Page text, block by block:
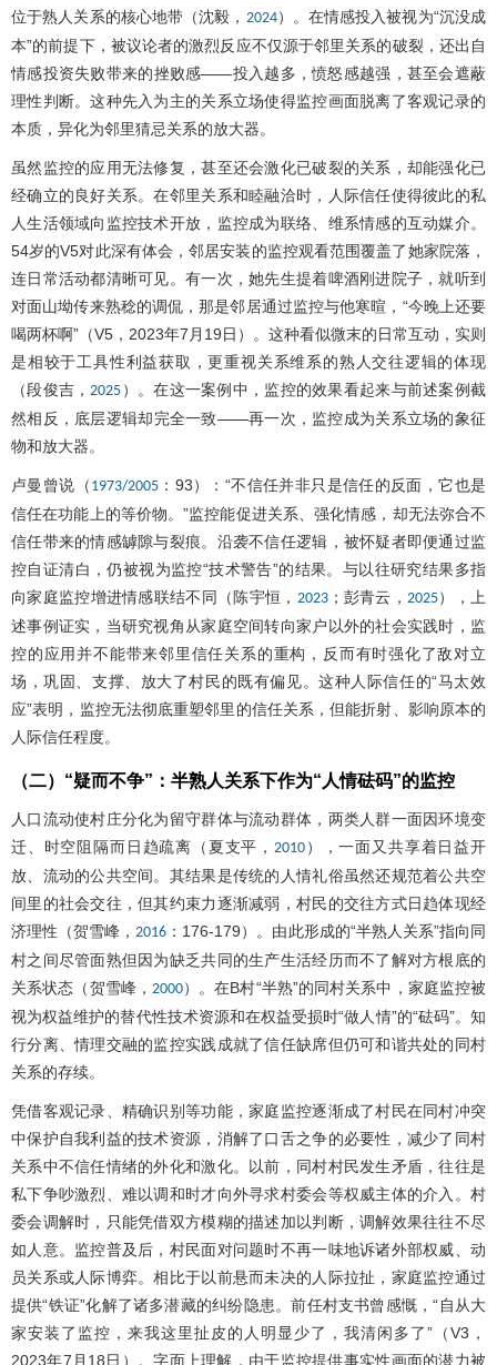
位于熟人关系的核心地带（沈毅， 2024）。在情感投入被视为“沉没成
本”的前提下，被议论者的激烈反应不仅源于邻里关系的破裂，还出自
情感投资失败带来的挫败感——投入越多，愤怒感越强，甚至会遮蔽
理性判断。这种先入为主的关系立场使得监控画面脱离了客观记录的
本质，异化为邻里猜忌关系的放大器。
虽然监控的应用无法修复，甚至还会激化已破裂的关系，却能强化已
经确立的良好关系。在邻里关系和睦融洽时，人际信任使得彼此的私
人生活领域向监控技术开放，监控成为联络、维系情感的互动媒介。
54岁的V5对此深有体会，邻居安装的监控观看范围覆盖了她家院落，
连日常活动都清晰可见。有一次，她先生提着啤酒刚进院子，就听到
对面山坳传来熟稔的调侃，那是邻居通过监控与他寒暄，“今晚上还要
喝两杯啊”（V5，2023年7月19日）。这种看似微末的日常互动，实则
是相较于工具性利益获取，更重视关系维系的熟人交往逻辑的体现
（段俊吉，2025 ）。在这一案例中，监控的效果看起来与前述案例截
然相反，底层逻辑却完全一致——再一次，监控成为关系立场的象征
物和放大器。
卢曼曾说（ 1973/2005：93）：“不信任并非只是信任的反面，它也是
信任在功能上的等价物。”监控能促进关系、强化情感，却无法弥合不
信任带来的情感罅隙与裂痕。沿袭不信任逻辑，被怀疑者即便通过监
控自证清白，仍被视为监控“技术警告”的结果。与以往研究结果多指
向家庭监控增进情感联结不同（陈宇恒， 2023；彭青云，2025），上
述事例证实，当研究视角从家庭空间转向家户以外的社会实践时，监
控的应用并不能带来邻里信任关系的重构，反而有时强化了敌对立
场，巩固、支撑、放大了村民的既有偏见。这种人际信任的“马太效
应”表明，监控无法彻底重塑邻里的信任关系，但能折射、影响原本的
人际信任程度。
（二）“疑而不争”：半熟人关系下作为“人情砝码”的监控
人口流动使村庄分化为留守群体与流动群体，两类人群一面因环境变
迁、时空阻隔而日趋疏离（夏支平，2010 ），一面又共享着日益开
放、流动的公共空间。其结果是传统的人情礼俗虽然还规范着公共空
间里的社会交往，但其约束力逐渐减弱，村民的交往方式日趋体现经
济理性（贺雪峰，2016 ：176-179）。由此形成的“半熟人关系”指向同
村之间尽管面熟但因为缺乏共同的生产生活经历而不了解对方根底的
关系状态（贺雪峰， 2000）。在B村“半熟”的同村关系中，家庭监控被
视为权益维护的替代性技术资源和在权益受损时“做人情”的“砝码”。知
行分离、情理交融的监控实践成就了信任缺席但仍可和谐共处的同村
关系的存续。
凭借客观记录、精确识别等功能，家庭监控逐渐成了村民在同村冲突
中保护自我利益的技术资源，消解了口舌之争的必要性，减少了同村
关系中不信任情绪的外化和激化。以前，同村村民发生矛盾，往往是
私下争吵激烈、难以调和时才向外寻求村委会等权威主体的介入。村
委会调解时，只能凭借双方模糊的描述加以判断，调解效果往往不尽
如人意。监控普及后，村民面对问题时不再一味地诉诸外部权威、动
员关系或人际博弈。相比于以前悬而未决的人际拉扯，家庭监控通过
提供“铁证”化解了诸多潜藏的纠纷隐患。前任村支书曾感慨，“自从大
家安装了监控，来我这里扯皮的人明显少了，我清闲多了”（V3，
2023年7月18日）。字面上理解，由于监控提供事实性画面的潜力被